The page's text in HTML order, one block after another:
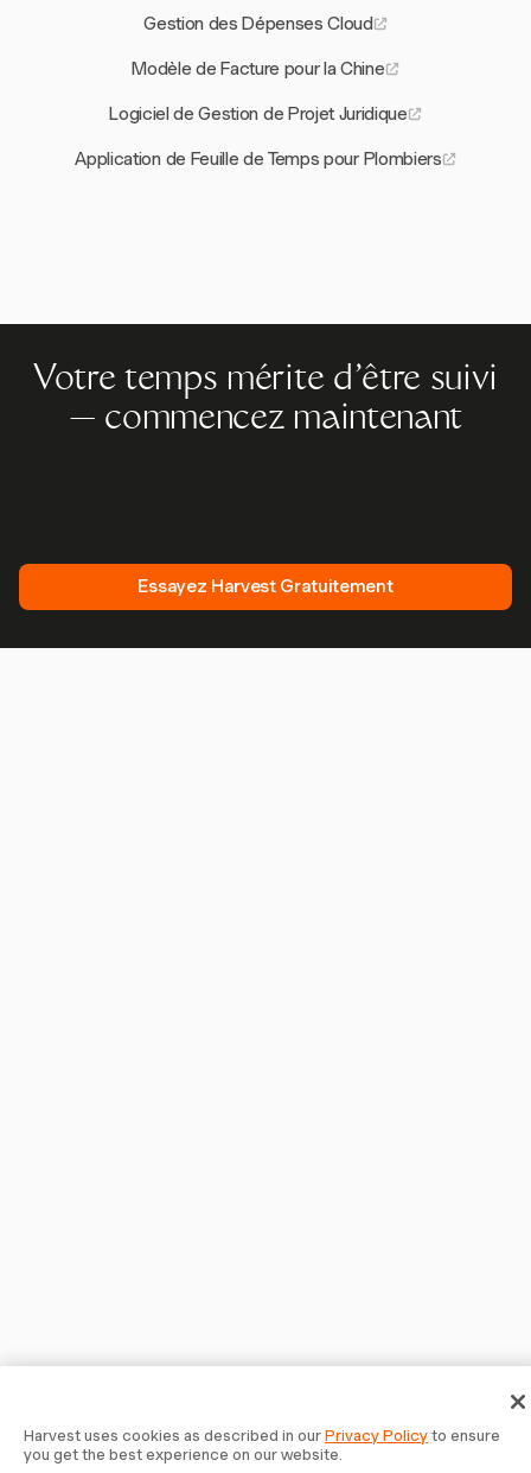
Gestion des Dépenses Cloud
Modèle de Facture pour la Chine
Logiciel de Gestion de Projet Juridique
Application de Feuille de Temps pour Plombiers
Votre temps mérite d'être suivi
— commencez maintenant
Essayez Harvest Gratuitement
Harvest uses cookies as described in ourPrivacy Policyto ensure
you get the best experience on our website.